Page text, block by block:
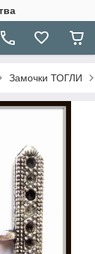
Замочки ТОГЛИ